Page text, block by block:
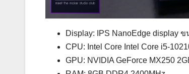
Display: IPS NanoEdge display
CPU: Intel Core Intel Core i5-
GPU: NVIDIA GeForce MX250